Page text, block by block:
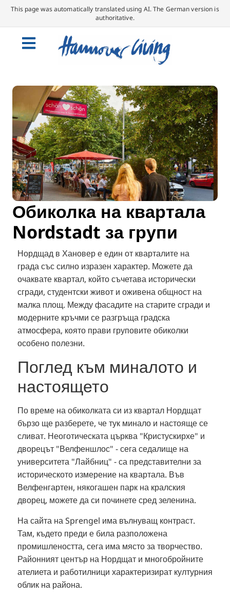
This page was automatically translated using AI. The German version is
authoritative.
Обиколка на квартала
Nordstadt за групи
Нордщад в Хановер е един от кварталите на
града със силно изразен характер. Можете да
очаквате квартал, който съчетава исторически
сгради, студентски живот и оживена общност на
малка площ. Между фасадите на старите сгради и
модерните кръчми се разгръща градска
атмосфера, която прави груповите обиколки
особено полезни.
Поглед към миналото и
настоящето
По време на обиколката си из квартал Нордщат
бързо ще разберете, че тук минало и настояще се
сливат. Неоготическата църква "Кристускирхе" и
дворецът "Велфеншлос" - сега седалище на
университета "Лайбниц" - са представителни за
историческото измерение на квартала. Във
Велфенгартен, някогашен парк на кралския
дворец, можете да си починете сред зеленина.
На сайта на Sprengel има вълнуващ контраст.
Там, където преди е била разположена
промишлеността, сега има място за творчество.
Районният център на Нордщат и многобройните
ателиета и работилници характеризират културния
облик на района.